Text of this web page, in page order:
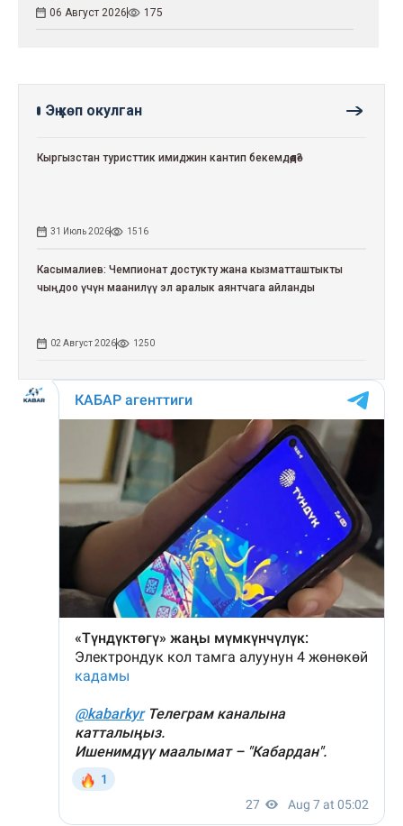
06 Август 2026 175
Эң көп окулган
Кыргызстан туристтик имиджин кантип бекемдөөдө?
31 Июль 2026 1516
Касымалиев: Чемпионат достукту жана кызматташтыкты
чыңдоо үчүн маанилүү эл аралык аянтчага айланды
02 Август 2026 1250